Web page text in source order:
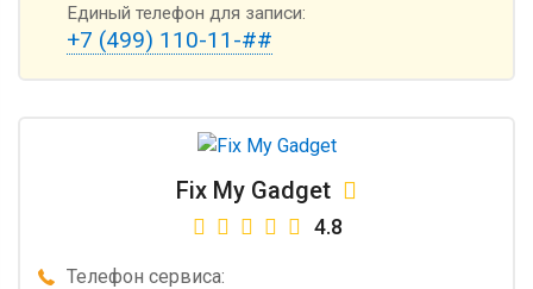
Единый телефон для записи:
+7 (499) 110-11-##
Fix My Gadget
4.8
Телефон сервиса: